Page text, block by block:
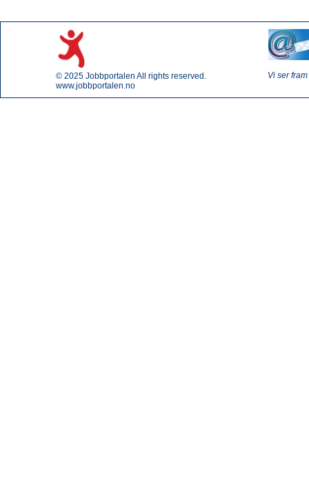
© 2025 Jobbportalen All rights reserved.
www.jobbportalen.no
Vi ser